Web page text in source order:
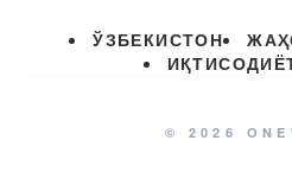
ЎЗБЕКИСТОН
© 2026